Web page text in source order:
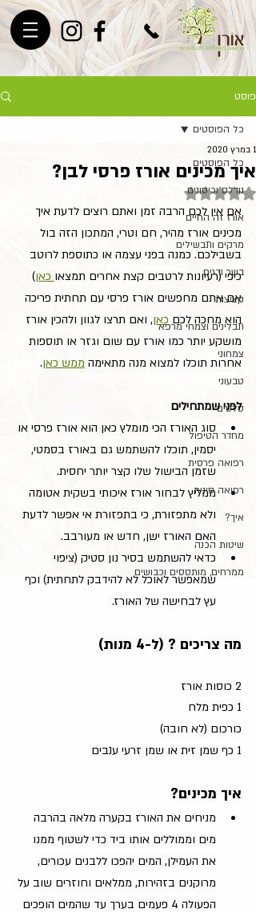
פוסט
כל הפוסטים
נודלס וכיסונים
אורז זה החיים
מרקים ותבשילים
בשר ודגים
קציצות
תבלינים וצמחי מרפא
צמחוני
טבעוני
סלטים
מחדר הטיפול
רפואה פרסית
רפואה סינית
איך?
שיטות הכנה
ממרחים, מותססים וכבושים
כל הפוסטים
איך מכינים אורז פרסי לבן?
1 במרץ 2020
דירוג של NaN מתוך 5 כוכבים
אם אין לכם הרבה זמן ואתם רוצים לדעת איך
מכינים אורז מהיר, חם וטרי, המתכון הזה בול
בשבילכם. כמנה בפני עצמה או כתוספת לרוטב
כיפי (רעיונות לרטבים קצת אחרים תמצאו כאן)
אם אתם מחפשים אורז פרסי עם תחתית פריכה
הוא מחכה לכם כאן, ואם תרצו לגוון ולהכין אורז
מושקע יותר כמו אורז עם שום וגזר או תוספות
אחרות תוכלו למצוא מנה מתאימה ממש כאן.
לפני שמתחילים
סוג האורז הכי מומלץ כאן הוא אורז פרסי או
יסמין, תוכלו להשתמש גם באורז בסמטי,
שזמן הבישול שלו קצר יותר יחסית.
ממליץ לבחור אורז איכותי בשקית אטומה
ולא מתפזורת, כי בתפזורת אי אפשר לדעת
האם האורז ישן, חדש או מעורבב.
כדאי להשתמש בסיר נון סטיק (ציפוי
שמאפשר לאוכל לא להידבק לתחתית) וכף
עץ לבחישה של האורז.
מה צריכים ? (ל-4 מנות)
2 כוסות אורז
1 כפית מלח
כורכום (לא חובה)
1 כף שמן זית או שמן זרעי ענבים
איך מכינים?
מניחים את האורז בקערה מלאה בהרבה
מים וממוללים אותו ביד כדי לשטוף ממנו
את העמילן, המים יהפכו ללבנים עכורים,
מרוקנים בזהירות, ממלאים וחוזרים שוב על
הפעולה 4 פעמים בערך עד שהמים הופכים